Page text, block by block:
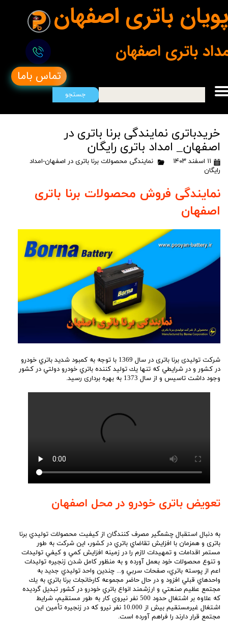
پویان باتری اصفهان
تماس باما
جستجو
باتری اصفهان
خریدباتری نمایندگی برنا باتری در
اصفهان_ امداد باتری رایگان
۱۱ اسفند ۱۴۰۳
نمایندگی محصولات برنا باتری در اصفهان-امداد
رایگان
نمایندگی فروش محصولات برنا باتری
اصفهان
شرکت تولیدی برنا باتری در سال 1369 با توجه به كمبود شديد باتري خودرو
در كشور و در شرايطي كه تنها يك توليد كننده باتري خودرو دولتي در كشور
وجود داشت تاسیس و از سال 1373 به بهره برداری رسید.
تعویض باتری خودرو در محل اصفهان
به دنبال استقبال چشمگير مصرف كنندگان از كيفيت محصولات توليدي برنا
باتری و همزمان با افزايش تقاضاي باتري در كشور، اين شرکت به طور
مستمر اقدامات و تمهيدات لازم را در زمينه افزايش كمي و كيفي توليدات
و تنوع محصولات خود بعمل آورده و به منظور كامل شدن زنجيره توليدات
اعم از پوسته باتري، صفحات سربي و... چندين واحد توليدي جديد به
واحدهاي قبلي افزود و در حال حاضر مجموعه كارخانجات برنا باتري به يك
مجتمع عظيم صنعتي و ارزشمند انواع باتري خودرو در کشور تبديل گرديده
كه علاوه بر اشتغال حدود 500 نفر نيروي كار به طور مستقيم، شرايط
اشتغال غيرمستقيم بيش از 10.000 نفر نيرو كه در زنجيره تأمين اين
مجتمع قرار دارند را فراهم آورده است.